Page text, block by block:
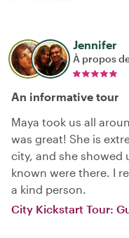
Jennifer
À propos
An informative tour
Maya took us all
was great! She is
city, and she showed
known were there. I
a kind person.
City Kickstart Tour: